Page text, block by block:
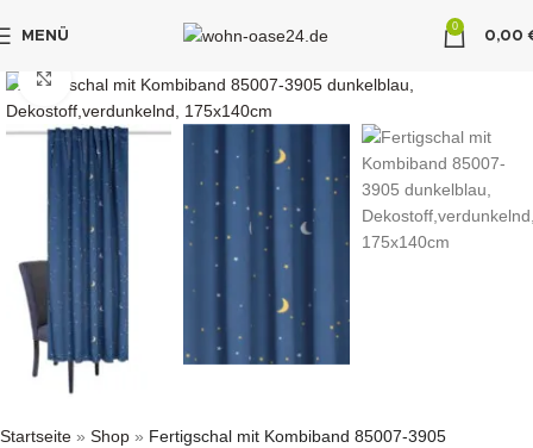
MENÜ
0
0,00
klicken um zu vergrößern
Startseite » Shop » Fertigschal mit Kombiband 85007-3905